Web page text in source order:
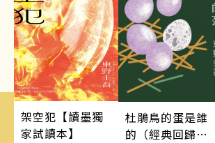
架空犯【讀墨獨
家試讀本】
杜鵑鳥的蛋是誰
的（經典回歸